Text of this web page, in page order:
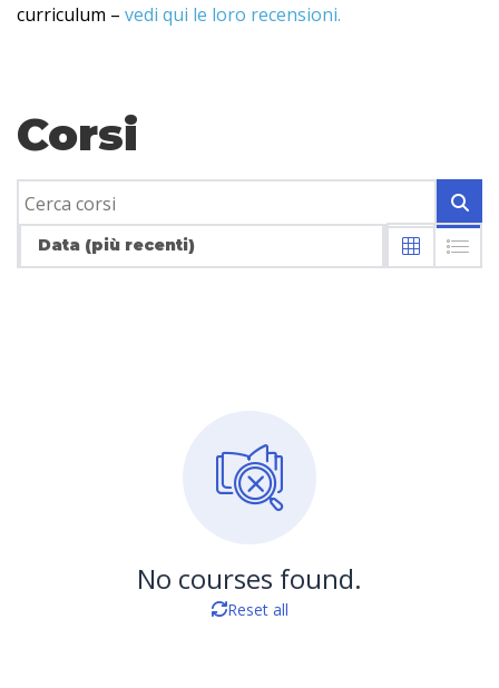
curriculum – vedi qui le loro recensioni.
Corsi
Data (più recenti)
No courses found.
Reset all